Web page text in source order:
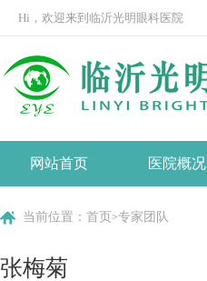
Hi，欢迎来到临沂光明眼科医院
网站首页 医院概况
医院介绍
当前位置： 首页 >专家团队
张梅菊